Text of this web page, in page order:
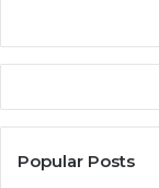
Popular Posts